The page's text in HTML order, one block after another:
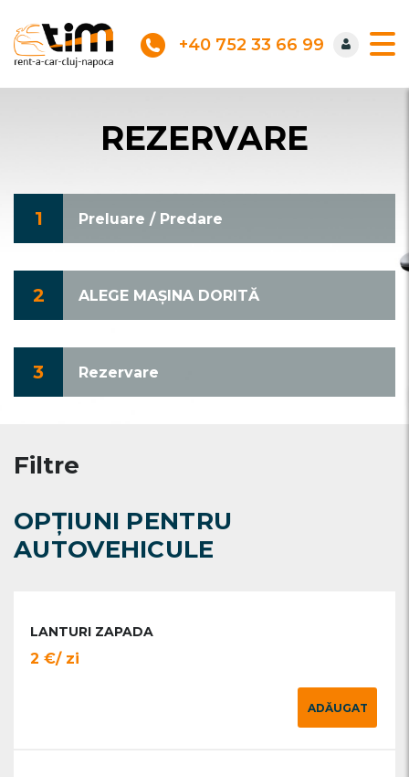
+40 752 33 66 99
REZERVARE
1 Preluare / Predare
2 ALEGE MAȘINA DORITĂ
3 Rezervare
Filtre
OPȚIUNI PENTRU
AUTOVEHICULE
LANTURI ZAPADA
2 €/ zi
ADĂUGAT